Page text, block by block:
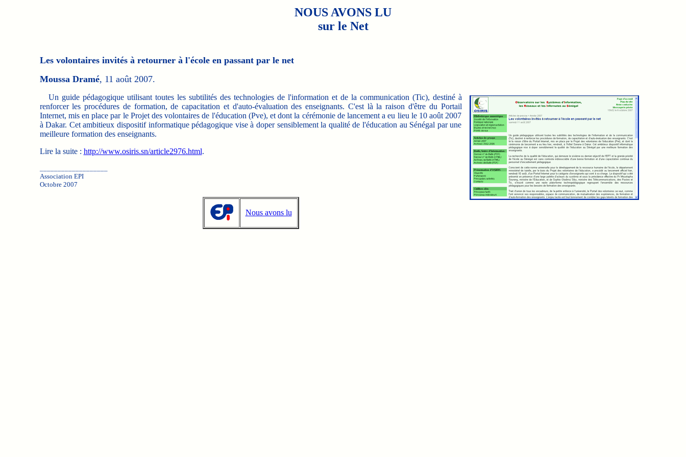
NOUS AVONS LU
sur le Net
Les volontaires invités à retourner à l'école en passant par le net
Moussa Dramé, 11 août 2007.
Un guide pédagogique utilisant toutes les subtilités des technologies de l'information et de la communication (Tic), destiné à
renforcer les procédures de formation, de capacitation et d'auto-évaluation des enseignants. C'est là la raison d'être du Portail
Internet, mis en place par le Projet des volontaires de l'éducation (Pve), et dont la cérémonie de lancement a eu lieu le 10 août 2007
à Dakar. Cet ambitieux dispositif informatique pédagogique vise à doper sensiblement la qualité de l'éducation au Sénégal par une
meilleure formation des enseignants.
Lire la suite : http://www.osiris.sn/article2976.html.
Association EPI
Octobre 2007
Nous avons lu